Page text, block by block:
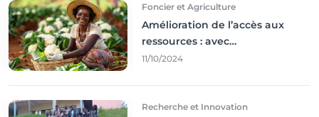
Foncier et Agriculture
Amélioration de l’accès aux
ressources : avec
l'incontournable ’agriculture
11/10/2024
Recherche et Innovation